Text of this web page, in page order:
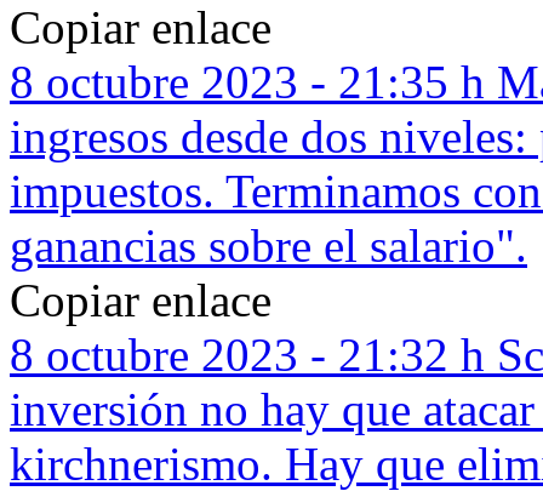
Copiar enlace
8 octubre 2023 - 21:35 h
ingresos desde dos
impuestos. Terminamos
ganancias sobre el salario".
Copiar enlace
8 octubre 2023 - 21:32 h
inversión no hay que
kirchnerismo. Hay que